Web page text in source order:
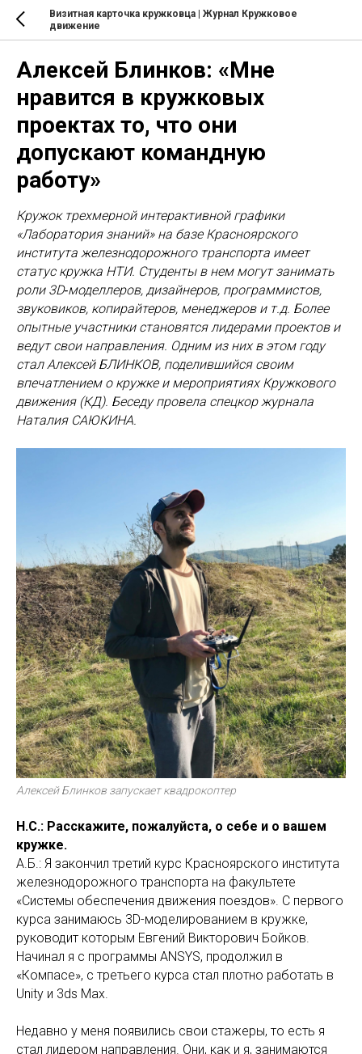
Визитная карточка кружковца | Журнал Кружковое
движение
Алексей Блинков: «Мне
нравится в кружковых
проектах то, что они
допускают командную
работу»
Кружок трехмерной интерактивной графики
«Лаборатория знаний» на базе Красноярского
института железнодорожного транспорта имеет
статус кружка НТИ. Студенты в нем могут занимать
роли 3D‑моделлеров, дизайнеров, программистов,
звуковиков, копирайтеров, менеджеров и т.д. Более
опытные участники становятся лидерами проектов и
ведут свои направления. Одним из них в этом году
стал Алексей БЛИНКОВ, поделившийся своим
впечатлением о кружке и мероприятиях Кружкового
движения (КД). Беседу провела спецкор журнала
Наталия САЮКИНА.
Алексей Блинков запускает квадрокоптер
Н.С.: Расскажите, пожалуйста, о себе и о вашем
кружке.
А.Б.: Я закончил третий курс Красноярского института
железнодорожного транспорта на факультете
«Системы обеспечения движения поездов». С первого
курса занимаюсь 3D-моделированием в кружке,
руководит которым Евгений Викторович Бойков.
Начинал я с программы ANSYS, продолжил в
«Компасе», с третьего курса стал плотно работать в
Unity и 3ds Max.
Недавно у меня появились свои стажеры, то есть я
стал лидером направления. Они, как и я, занимаются